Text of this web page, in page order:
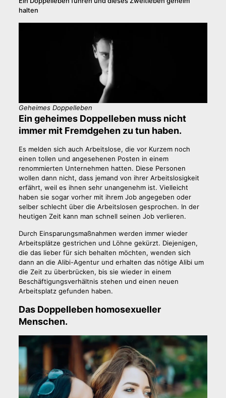
halten
Geheimes Doppelleben
Ein geheimes Doppelleben muss nicht
immer mit Fremdgehen zu tun haben.
Es melden sich auch Arbeitslose, die vor Kurzem noch
einen tollen und angesehenen Posten in einem
renommierten Unternehmen hatten. Diese Personen
wollen dann nicht, dass jemand von ihrer Arbeitslosigkeit
erfährt, weil es ihnen sehr unangenehm ist. Vielleicht
haben sie sogar vorher mit ihrem Job angegeben oder
selber schlecht über die Arbeitslosen gesprochen. In der
heutigen Zeit kann man schnell seinen Job verlieren.
Durch Einsparungsmaßnahmen werden immer wieder
Arbeitsplätze gestrichen und Löhne gekürzt. Diejenigen,
die das lieber für sich behalten möchten, wenden sich
dann an die Alibi-Agentur und erhalten das nötige Alibi um
die Zeit zu überbrücken, bis sie wieder in einem
Beschäftigungsverhältnis stehen und einen neuen
Arbeitsplatz gefunden haben.
Das Doppelleben homosexueller
Menschen.